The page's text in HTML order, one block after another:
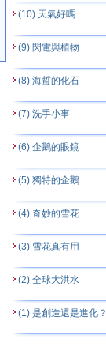
(10) 天氣好嗎
(9) 閃電與植物
(8) 海蜇的化石
(7) 洗手小事
(6) 企鵝的眼鏡
(5) 獨特的企鵝
(4) 奇妙的雪花
(3) 雪花真有用
(2) 全球大洪水
(1) 是創造還是進化？